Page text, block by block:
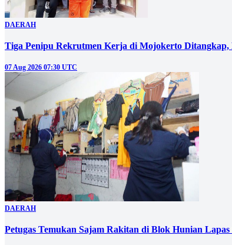
DAERAH
Tiga Penipu Rekrutmen Kerja di Mojokerto
07 Aug 2026 07:30 UTC
DAERAH
Petugas Temukan Sajam Rakitan di Blok Hunian